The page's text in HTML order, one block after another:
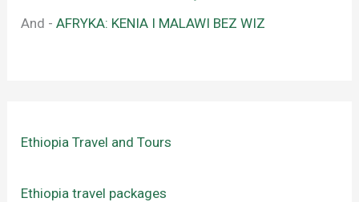
And -AFRYKA: KENIA I MALAWI BEZ WIZ
Ethiopia Travel and Tours
Ethiopia travel packages